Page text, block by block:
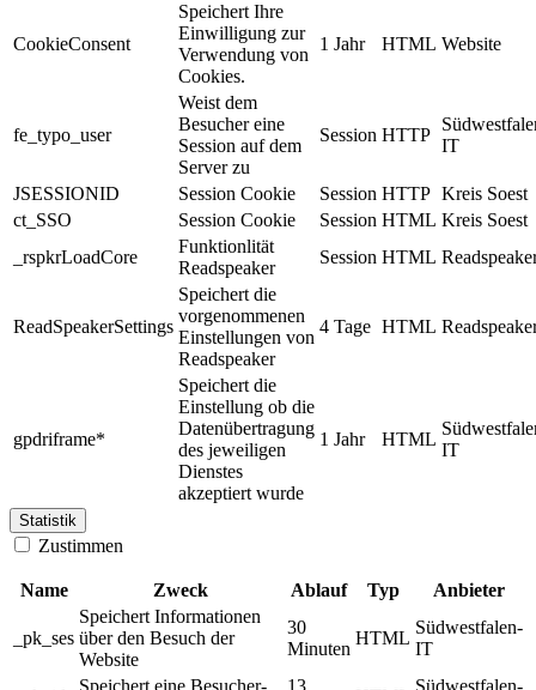
CookieConsent
Speichert Ihre
Einwilligung zur
Verwendung von
Cookies.
1 Jahr HTML Website
fe_typo_user
Weist dem
Besucher eine
Session auf dem
Server zu
Session HTTP
IT
JSESSIONID Session Cookie Session HTTP Kreis Soest
ct_SSO
Session Cookie Session HTML Kreis Soest
_rspkrLoadCore
Funktionlität
Readspeaker
Session HTML
ReadSpeakerSettings
Speichert die
vorgenommenen
Einstellungen von
Readspeaker
4 Tage HTML
gpdriframe*
Speichert die
Einstellung ob die
Datenübertragung
des jeweiligen
Dienstes
akzeptiert wurde
1 Jahr HTML
IT
Statistik
Zustimmen
Name Zweck Ablauf Typ Anbieter
_pk_ses
Speichert Informationen
über den Besuch der
Website
30
Minuten
HTML
Südwestfalen-
IT
Speichert eine Besucher-
13
Südwestfalen-